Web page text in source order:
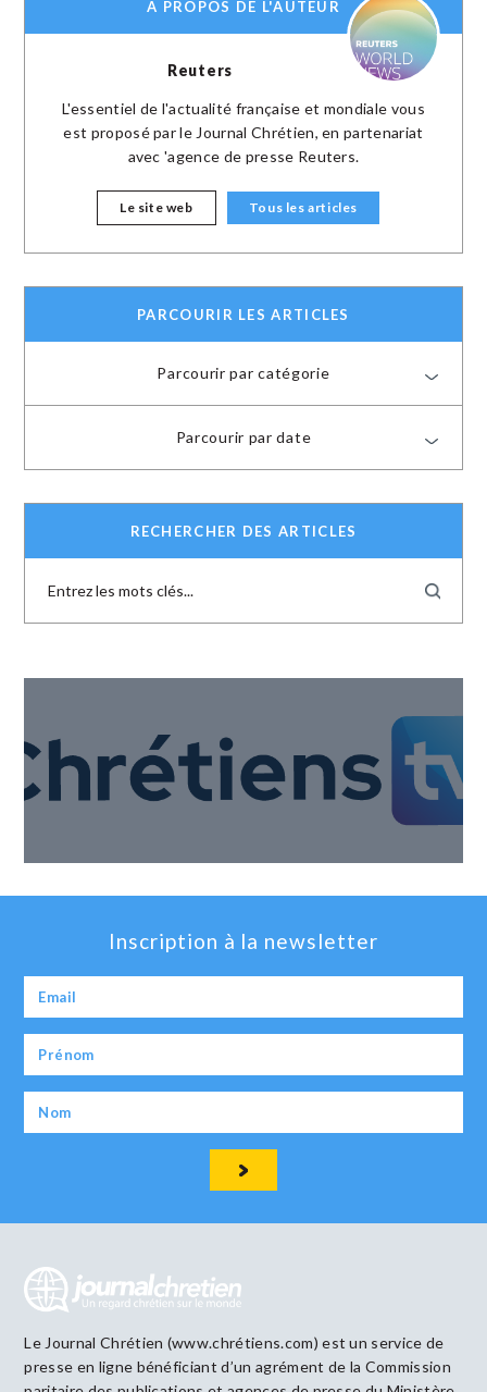
A PROPOS DE L'AUTEUR
Reuters
L'essentiel de l'actualité française et mondiale vous
est proposé par le Journal Chrétien, en partenariat
avec 'agence de presse Reuters.
Le site web Tous les articles
PARCOURIR LES ARTICLES
Parcourir par catégorie
Parcourir par date
RECHERCHER DES ARTICLES
Inscription à la newsletter
Le Journal Chrétien (www.chrétiens.com) est un service de
presse en ligne bénéficiant d’un agrément de la Commission